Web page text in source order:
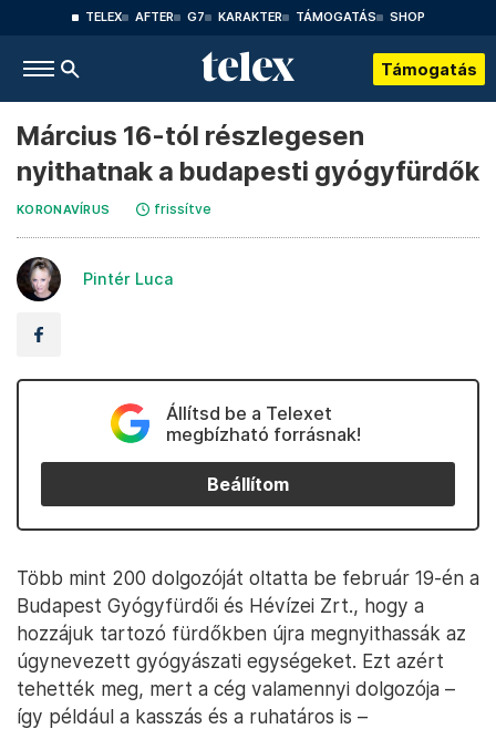
TELEX AFTER G7 KARAKTER TÁMOGATÁS SHOP
Támogatás
Március 16-tól részlegesen
nyithatnak a budapesti gyógyfürdők
KORONAVÍRUS frissítve
Pintér Luca
Állítsd be a Telexet
megbízható forrásnak!
Beállítom
Több mint 200 dolgozóját oltatta be február 19-én a
Budapest Gyógyfürdői és Hévízei Zrt., hogy a
hozzájuk tartozó fürdőkben újra megnyithassák az
úgynevezett gyógyászati egységeket. Ezt azért
tehették meg, mert a cég valamennyi dolgozója –
így például a kasszás és a ruhatáros is –